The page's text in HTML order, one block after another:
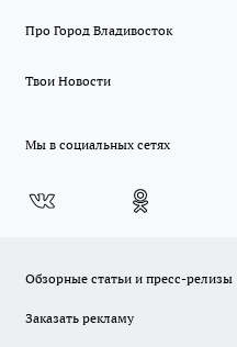
Про Город Владивосток
Твои Новости
Мы в социальных сетях
Обзорные статьи и пресс-релизы
Заказать рекламу